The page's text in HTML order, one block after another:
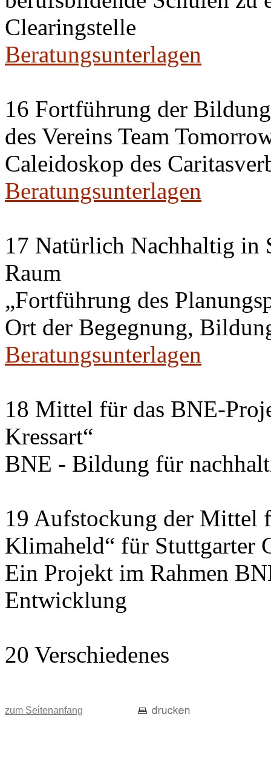
Clearingstelle
Beratungsunterlagen
16 Fortführung der
des Vereins Team
Caleidoskop des
Beratungsunterlagen
17 Natürlich Nachhaltig in
Raum
„Fortführung des
Ort der Begegnung,
Beratungsunterlagen
18 Mittel für das BNE-
Kressart“
BNE - Bildung für
19 Aufstockung der Mittel
Klimaheld“ für Stuttgarter
Ein Projekt im Rahmen
Entwicklung
20 Verschiedenes
zum Seitenanfang